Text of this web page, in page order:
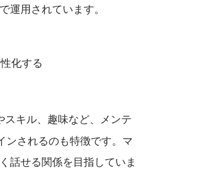
運用されています。
化する
スキル、趣味など、メンテ
ンされるのも特徴です。マ
話せる関係を目指していま